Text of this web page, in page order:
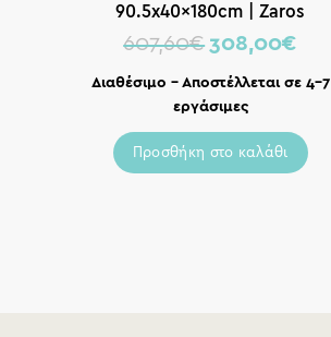
90.5x40x180cm | Zaros
607,60€ 308,00€
Διαθέσιμο – Αποστέλλεται σε 4-7
εργάσιμες
Προσθήκη στο καλάθι